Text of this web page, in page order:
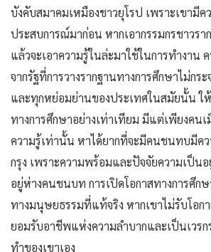
บังคับสมาคมเหมืองชาวยุโรป เพราะเขามีค
ประสบการณ์มาก่อน หากเอากรรมกรชาวร
แล้วจะเอาความรู้ในล่ะมาใช้ในการทำงาน
จากรัฐที่การวางรากฐานทางการศึกษาไม่ก
และทุกหย่อมย่านของประเทศในสมัยนั้น ใ
ทางการศึกษาอย่างเท่าเทียม มีแต่เพียงคน
ความรู้เท่านั้น หาได้ยากที่จะมีคนชนทบมีค
กรุง เพราะความพร้อมและปัจจัยความเป็นอ
อยู่ห่างคนชนบท การเปิดโอกาสทางการศึก
ทางมนุษยธรรมที่แท้จริง หากเขาไม่รับโอก
ยอมรับอาชีพแห่งความลำบากและเป็นเวรก
ทำของเขาเอง